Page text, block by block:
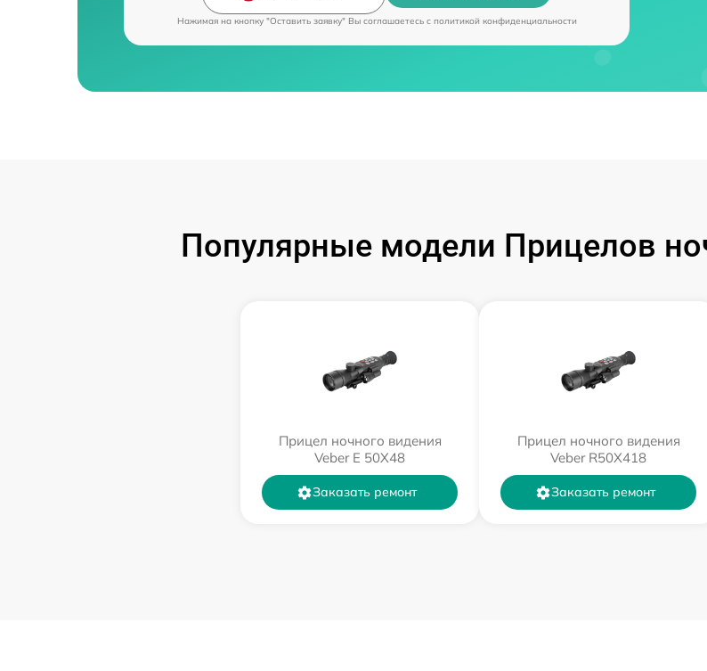
Нажимая на кнопку "Оставить заявку" Вы соглашаетесь c политикой конфиденциальности
Популярные модели Прицелов
Прицел ночного видения
Veber E 50X48
Заказать ремонт
Прицел ночного видения
Veber R50X418
Заказать ремонт